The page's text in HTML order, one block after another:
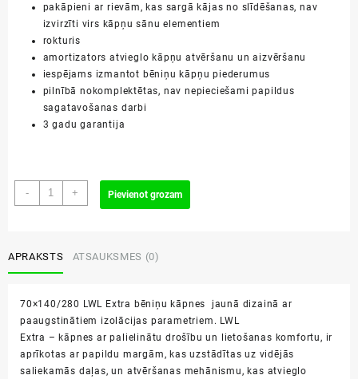
pakāpieni ar rievām, kas sargā kājas no slīdēšanas, nav
izvirzīti virs kāpņu sānu elementiem
rokturis
amortizators atvieglo kāpņu atvēršanu un aizvēršanu
iespējams izmantot bēniņu kāpņu piederumus
pilnībā nokomplektētas, nav nepieciešami papildus
sagatavošanas darbi
3 gadu garantija
-
70x140/280
LWL
kāpnes
daudzums
+ Pievienot grozam
APRAKSTS ATSAUKSMES (0)
70×140/280 LWL Extra bēniņu kāpnes jaunā dizainā ar
paaugstinātiem izolācijas parametriem. LWL
Extra – kāpnes ar palielinātu drošību un lietošanas komfortu, ir
aprīkotas ar papildu margām, kas uzstādītas uz vidējās
saliekamās daļas, un atvēršanas mehānismu, kas atvieglo